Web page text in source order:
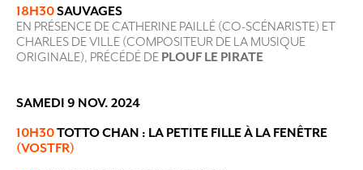
18H30SAUVAGES
EN PRÉSENCE DE CATHERINE PAILLÉ (CO-SCÉNARISTE) ET
CHARLES DE VILLE (COMPOSITEUR DE LA MUSIQUE
ORIGINALE), PRÉCÉDÉ DE PLOUF LE PIRATE
SAMEDI 9 NOV. 2024
10H30TOTTO CHAN : LA PETITE FILLE À LA FENÊTRE
(VOSTFR)